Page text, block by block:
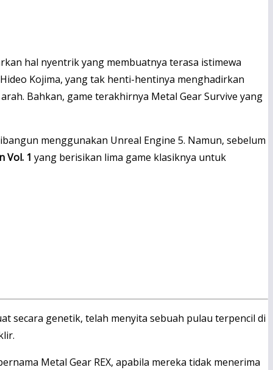
hal nyentrik yang membuatnya terasa istimewa
Kojima, yang tak henti-hentinya menghadirkan
Bahkan, game terakhirnya Metal Gear Survive yang
menggunakan Unreal Engine 5. Namun, sebelum
Vol. 1 yang berisikan lima game klasiknya untuk
secara genetik, telah menyita sebuah pulau terpencil di
Metal Gear REX, apabila mereka tidak menerima